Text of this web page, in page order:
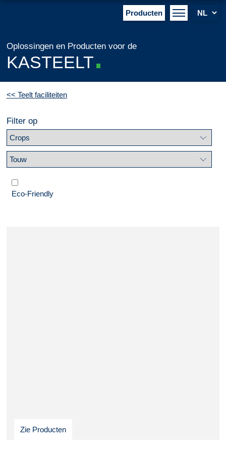
Producten
Oplossingen en Producten voor de
KASTEELT
<< Teelt faciliteiten
Filter op
Eco-Friendly
Zie Producten